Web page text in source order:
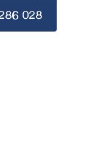
028